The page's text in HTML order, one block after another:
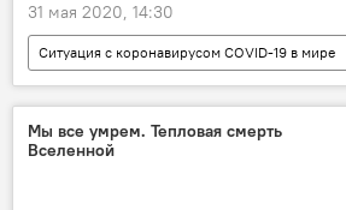
31 мая 2020, 14:30
Ситуация с коронавирусом COVID-19 в мире
Россия
НОВОСТИ
Мы все умрем. Тепловая смерть
Вселенной